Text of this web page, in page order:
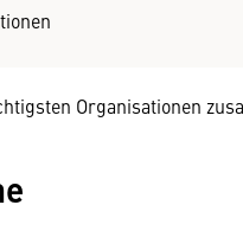
Organisationen